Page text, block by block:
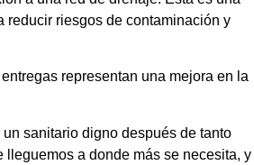
reducir riesgos de contaminación y
representan una mejora en la
sanitario digno después de tanto
a donde más se necesita, y